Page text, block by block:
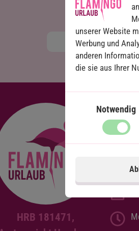
unserer Website
Werbung und
anderen
die sie aus Ihrer
Notwendig
HRB 181471,